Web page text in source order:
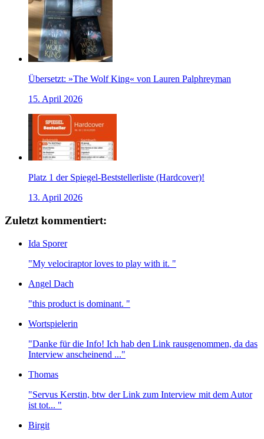
Übersetzt: »The Wolf King« von Lauren Palphreyman
15. April 2026
Platz 1 der Spiegel-Beststellerliste (Hardcover)!
13. April 2026
Zuletzt kommentiert:
Ida Sporer
"My velociraptor loves to play with it. "
Angel Dach
"this product is dominant. "
Wortspielerin
"Danke für die Info! Ich hab den Link rausgenommen, da das
Interview anscheinend ..."
Thomas
"Servus Kerstin, btw der Link zum Interview mit dem Autor
ist tot... "
Birgit